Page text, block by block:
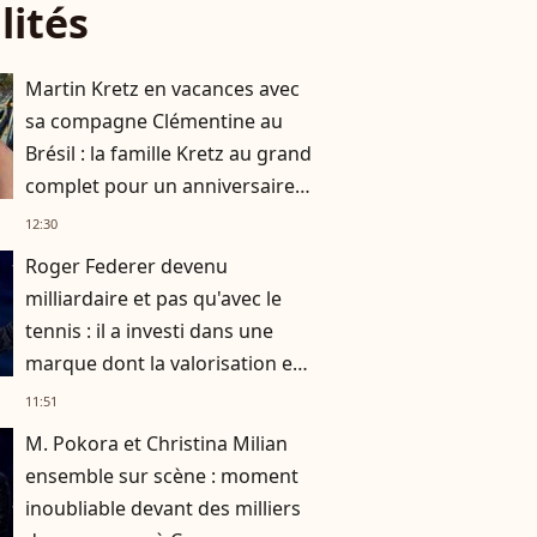
Martin Kretz en vacances avec
sa compagne Clémentine au
Brésil : la famille Kretz au grand
complet pour un anniversaire
très particulier
12:30
Roger Federer devenu
milliardaire et pas qu'avec le
tennis : il a investi dans une
marque dont la valorisation est
exponentielle
11:51
M. Pokora et Christina Milian
ensemble sur scène : moment
inoubliable devant des milliers